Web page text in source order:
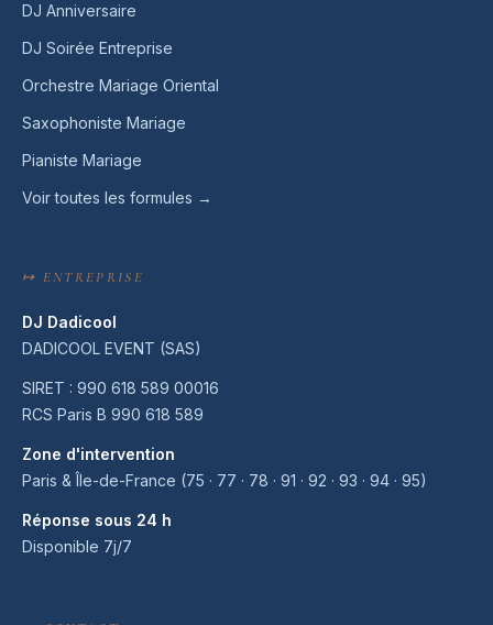
DJ Anniversaire
DJ Soirée Entreprise
Orchestre Mariage Oriental
Saxophoniste Mariage
Pianiste Mariage
Voir toutes les formules →
↦ ENTREPRISE
DJ Dadicool
DADICOOL EVENT (SAS)
SIRET : 990 618 589 00016
RCS Paris B 990 618 589
Zone d'intervention
Paris & Île-de-France (75 · 77 · 78 · 91 · 92 · 93 · 94 · 95)
Réponse sous 24 h
Disponible 7j/7